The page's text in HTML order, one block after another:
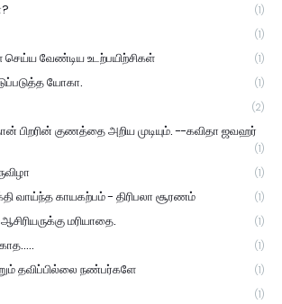
(1)
(1)
வேண்டிய உடற்பயிற்சிகள் (1)
யோகா. (1)
(2)
பிறரின் குணத்தை அறிய முடியும். --கவிதா ஜவஹர்
(1)
(1)
வாய்ந்த காயகற்பம் - திரிபலா சூரணம் (1)
மரியாதை. (1)
(1)
தவிப்பில்லை நண்பர்களே (1)
(1)